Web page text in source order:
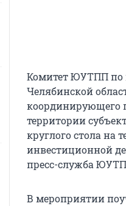
Комитет ЮУТПП по
Челябинской
координирующего
территории
круглого стола на
инвестиционной
пресс-служба
В мероприятии